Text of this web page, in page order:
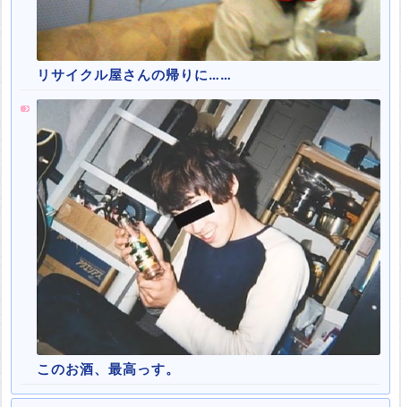
リサイクル屋さんの帰りに……
このお酒、最高っす。